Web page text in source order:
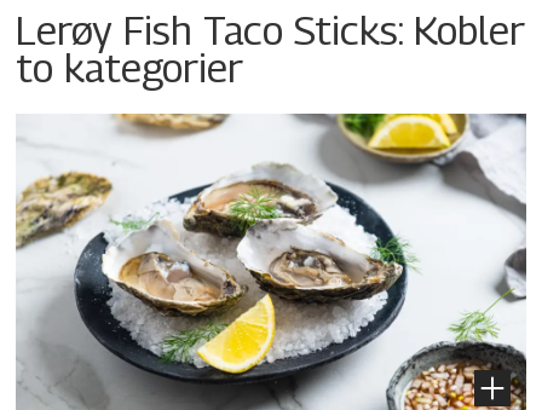
Lerøy Fish Taco Sticks: Kobler
to kategorier